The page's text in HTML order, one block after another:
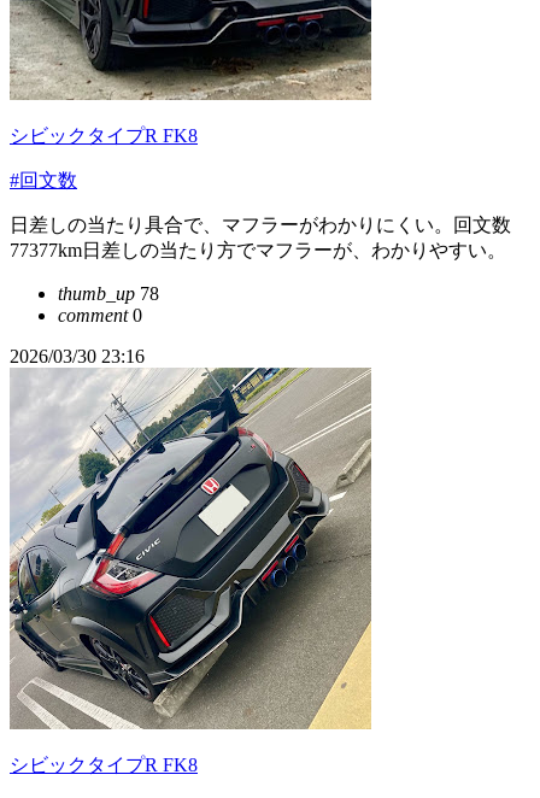
シビックタイプR FK8
#回文数
日差しの当たり具合で、マフラーがわかりにくい。回文数
77377km日差しの当たり方でマフラーが、わかりやすい。
thumb_up 78
comment0
2026/03/30 23:16
シビックタイプR FK8